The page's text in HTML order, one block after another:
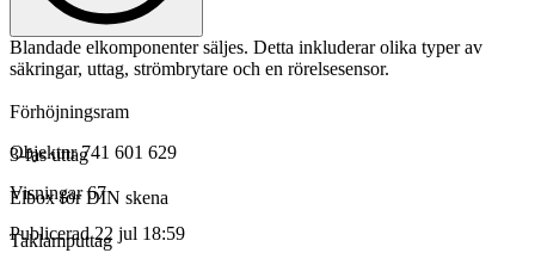
Blandade elkomponenter säljes. Detta inkluderar olika typer av
säkringar, uttag, strömbrytare och en rörelsesensor.
Förhöjningsram
3-fas uttag
Elbox för DIN skena
Taklamputtag
Objektnr 741 601 629
Visningar 67
Publicerad 22 jul 18:59